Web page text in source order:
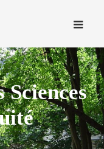
Sciences